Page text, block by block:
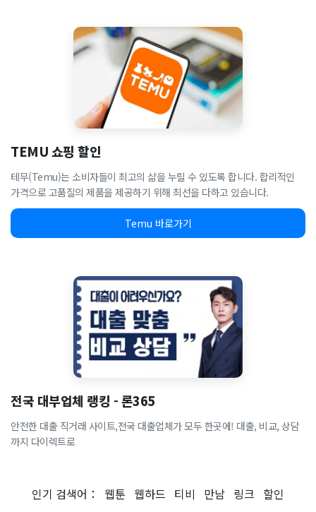
TEMU 쇼핑 할인
테무(Temu)는 소비자들이 최고의 삶을 누릴 수 있도록 합니다. 합리적인
가격으로 고품질의 제품을 제공하기 위해 최선을 다하고 있습니다.
Temu 바로가기
전국 대부업체 랭킹 - 론365
안전한 대출 직거래 사이트,전국 대출업체가 모두 한곳에! 대출, 비교, 상담
까지 다이렉트로
인기 검색어： 웹툰 웹하드 티비 만남 링크 할인